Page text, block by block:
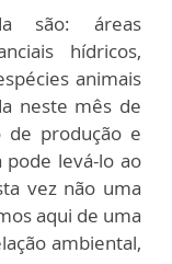
são: áreas
hídricos,
animais
neste mês de
produção e
levá-lo ao
vez não uma
aqui de uma
ambiental,